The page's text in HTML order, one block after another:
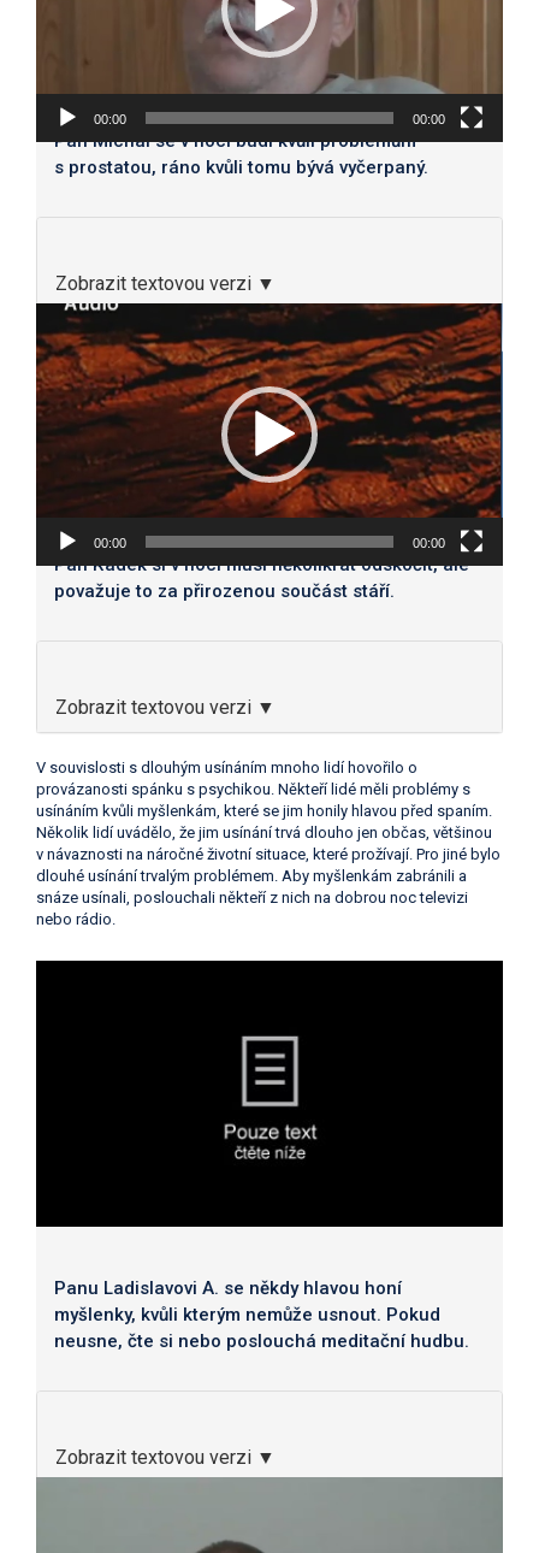
00:00 00:00
Pan Michal se v noci budí kvůli problémům
s prostatou, ráno kvůli tomu bývá vyčerpaný.
Zobrazit textovou verzi ▼
Video
přehrávač
00:00 00:00
Pan Radek si v noci musí několikrát odskočit, ale
považuje to za přirozenou součást stáří.
Zobrazit textovou verzi ▼
V souvislosti s dlouhým usínáním mnoho lidí hovořilo o
provázanosti spánku s psychikou. Někteří lidé měli problémy s
usínáním kvůli myšlenkám, které se jim honily hlavou před spaním.
Několik lidí uvádělo, že jim usínání trvá dlouho jen občas, většinou
v návaznosti na náročné životní situace, které prožívají. Pro jiné bylo
dlouhé usínání trvalým problémem. Aby myšlenkám zabránili a
snáze usínali, poslouchali někteří z nich na dobrou noc televizi
nebo rádio.
Panu Ladislavovi A. se někdy hlavou honí
myšlenky, kvůli kterým nemůže usnout. Pokud
neusne, čte si nebo poslouchá meditační hudbu.
Zobrazit textovou verzi ▼